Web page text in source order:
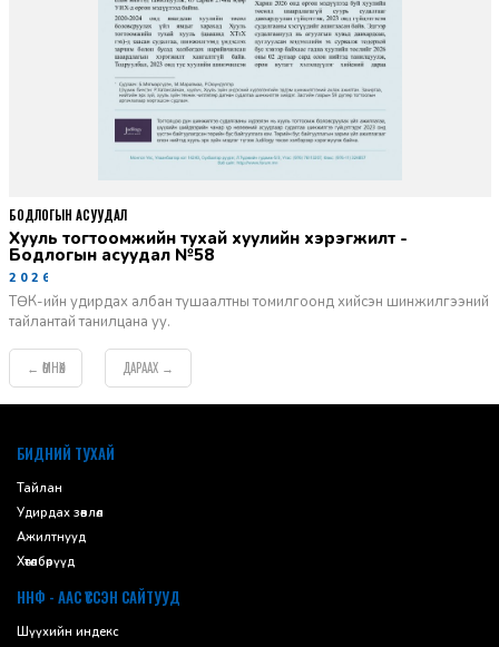
Хууль тогтоомжийн тухай хуулийн хэрэгжилт -
Бодлогын асуудал №58
2026-06-02
ТӨК-ийн удирдах албан тушаалтны томилгоонд хийсэн шинжилгээний
тайлантай танилцана уу.
БОДЛОГЫН АСУУДАЛ
← ӨМНӨХ ДАРААХ →
БИДНИЙ ТУХАЙ
Тайлан
Удирдах зөвлөл
Ажилтнууд
Хөтөлбөрүүд
ННФ - ААС ҮҮССЭН САЙТУУД
Шүүхийн индекс